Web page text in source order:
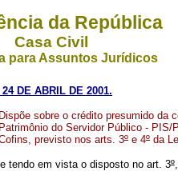
da República
Casa Civil
para Assuntos Jurídicos
DE ABRIL DE 2001.
Dispõe sobre o crédito presumido da
Patrimônio do Servidor Público - PIS/
previsto nos arts. 3º e 4º da
tendo em vista o disposto no art. 3º